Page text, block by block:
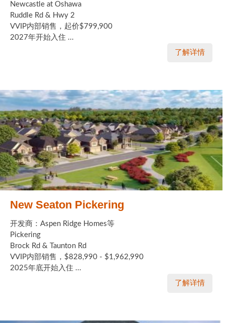
Newcastle at Oshawa
Ruddle Rd & Hwy 2
VVIP内部销售，起价$799,900
2027年开始入住 ...
了解详情
New Seaton Pickering
开发商：Aspen Ridge Homes等
Pickering
Brock Rd & Taunton Rd
VVIP内部销售，$828,990 - $1,962,990
2025年底开始入住 ...
了解详情